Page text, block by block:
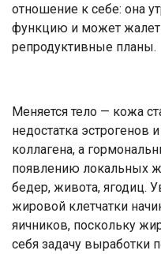
отношение к себе: она
функцию и может
репродуктивные планы.
Меняется тело — кожа
недостатка
коллагена, а
появлению локальных
бедер, живота, ягодиц.
жировой клетчатки
яичников, поскольку
себя задачу выработки